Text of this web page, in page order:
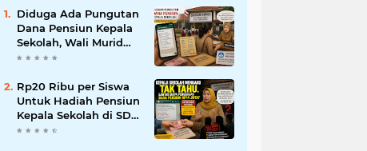
Diduga Ada Pungutan
Dana Pensiun Kepala
Sekolah, Wali Murid
SDN Pasar Kemis 2
Pengaduan
Rp20 Ribu per Siswa
Untuk Hadiah Pensiun
Kepala Sekolah di SDN
Pasar Kemis 2,